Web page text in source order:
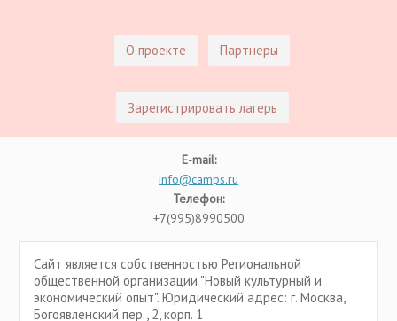
О проекте Партнеры
Зарегистрировать лагерь
E-mail:
info@camps.ru
Телефон:
+7(995)8990500
Сайт является собственностью Региональной
общественной организации "Новый культурный и
экономический опыт". Юридический адрес: г. Москва,
Богоявленский пер., 2, корп. 1